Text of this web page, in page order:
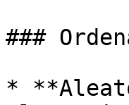
###
*